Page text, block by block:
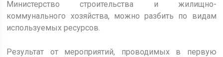
Министерство строительства и жилищно-
коммунального хозяйства, можно разбить по видам
используемых ресурсов.
Результат от мероприятий, проводимых в первую